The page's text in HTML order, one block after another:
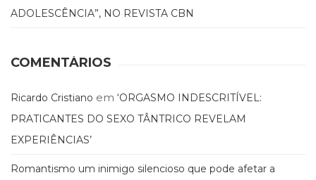
(66)
(11)
Ficção,
(69)
Obras
referência
ADOLESCÊNCIA”, NO REVISTA CBN
COMENTÁRIOS
Ricardo Cristiano em ‘ORGASMO INDESCRITÍVEL:
PRATICANTES DO SEXO TÂNTRICO REVELAM
EXPERIÊNCIAS’
Romantismo um inimigo silencioso que pode afetar a